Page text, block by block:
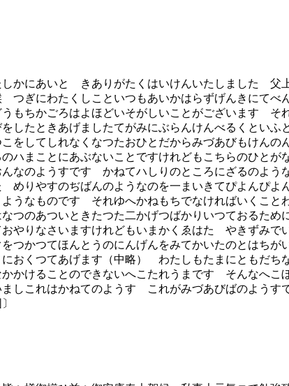
あいとゞきありがたくはいけんいたしました 父
ぎにわたくしこといつもあいかはらずげんきにてべ
ちかごろはよほどいそがしいことがございます そ
たときあげましたてがみにぶらんけんべるくといふ
をしてしれなくなつたおひとだからみづあびもけんの
まことにあぶないことですけれどもこちらのひとが
なのようすです かねてハしりのところにざるのよう
めりやすのぢばんのようなのを一まいきてぴよんぴ
うなものです それゆへかねもちでなければいくこ
つのあついときたつた二かげつばかりいつておるため
やりなさいますけれどもいまかくゑはたゞやきずみで
つかつてほんとうのにんげんをみてかいたのとはち
おくつてあげます（中略） わたしもたまにともだち
かけることのできないへこたれうまです そんなへこ
これはかねてのようす これがみづあびばのようす